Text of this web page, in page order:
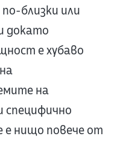
близки или
докато
е хубаво
на
специфично
е нищо повече от